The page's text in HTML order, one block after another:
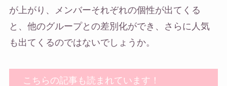
が上がり、メンバーそれぞれの個性が出てくる
と、他のグループとの差別化ができ、さらに人気
も出てくるのではないでしょうか。
こちらの記事も読まれています！